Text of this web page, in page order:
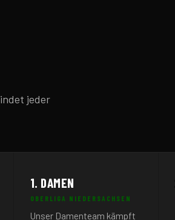
jeder
1. DAMEN
OBERLIGA NIEDERSACHSEN
Unser Damenteam kämpft